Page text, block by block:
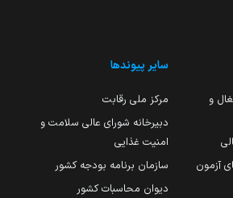
و
آزمون
سایر پیوندها
مرکز ملی رقابت
دبیرخانه شورای عالی سلامت و
امنیت غذایی
سازمان برنامه بودجه کشور
دیوان محاسبات کشور